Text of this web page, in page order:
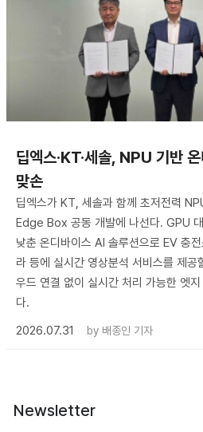
딥엑스·KT·세솔, NPU 기반
맞손
딥엑스가 KT, 세솔과 함께 초저전력
Edge Box 공동 개발에 나선다. GPU
낮춘 온디바이스 AI 솔루션으로 EV 충
라 등에 실시간 영상분석 서비스를 제
우드 연결 없이 실시간 처리 가능한 엣
다.
2026.07.31
by 배종인 기자
Newsletter